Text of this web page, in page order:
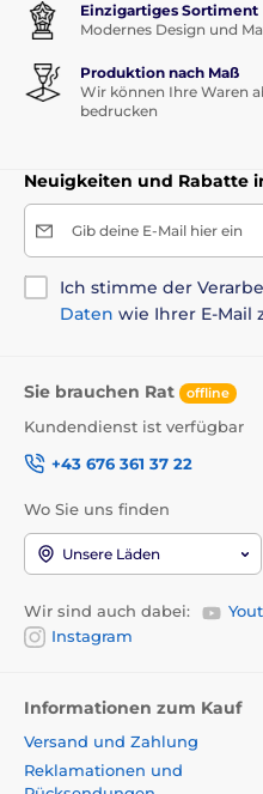
Einzigartiges Sortiment
Modernes Design und
Produktion nach Maß
Wir können Ihre Waren
bedrucken
Neuigkeiten und Rabatte
Gib deine E-Mail hier ein
Ich stimme der
Daten wie Ihrer E-Mail
Sie brauchen Rat offline
Kundendienst ist verfügbar
+43 676 361 37 22
Wo Sie uns finden
Unsere Läden
Wir sind auch dabei:
Instagram
Informationen zum Kauf
Versand und Zahlung
Reklamationen und